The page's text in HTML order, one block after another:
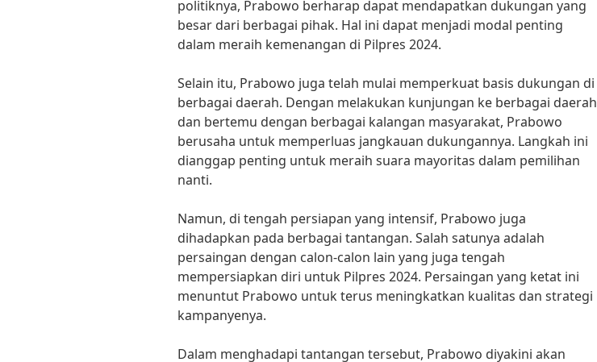
politiknya, Prabowo berharap dapat mendapatkan dukungan yang
besar dari berbagai pihak. Hal ini dapat menjadi modal penting
dalam meraih kemenangan di Pilpres 2024.
Selain itu, Prabowo juga telah mulai memperkuat basis dukungan di
berbagai daerah. Dengan melakukan kunjungan ke berbagai daerah
dan bertemu dengan berbagai kalangan masyarakat, Prabowo
berusaha untuk memperluas jangkauan dukungannya. Langkah ini
dianggap penting untuk meraih suara mayoritas dalam pemilihan
nanti.
Namun, di tengah persiapan yang intensif, Prabowo juga
dihadapkan pada berbagai tantangan. Salah satunya adalah
persaingan dengan calon-calon lain yang juga tengah
mempersiapkan diri untuk Pilpres 2024. Persaingan yang ketat ini
menuntut Prabowo untuk terus meningkatkan kualitas dan strategi
kampanyenya.
Dalam menghadapi tantangan tersebut, Prabowo diyakini akan